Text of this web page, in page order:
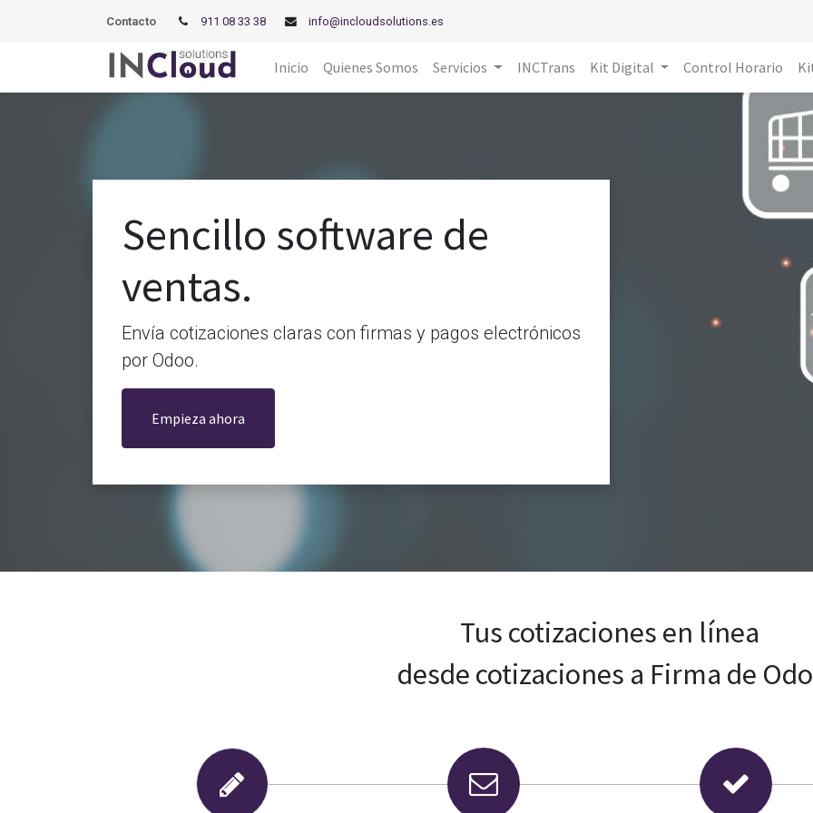
Contacto 911 08 33 38 info@incloudsolutions.es
Inicio Quienes Somos Servicios INCTrans Kit Digital Control Horario
Sencillo software de
ventas.
Envía cotizaciones claras con firmas y pagos electrónicos
por Odoo.
Empieza ahora
Tus cotizaciones en línea
desde cotizaciones a Firma de